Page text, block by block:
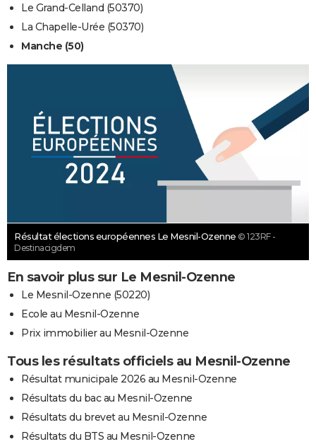
Le Grand-Celland (50370)
La Chapelle-Urée (50370)
Manche (50)
Résultat élections européennes Le Mesnil-Ozenne © 123RF -
Destinacigdem
En savoir plus sur Le Mesnil-Ozenne
Le Mesnil-Ozenne (50220)
Ecole au Mesnil-Ozenne
Prix immobilier au Mesnil-Ozenne
Tous les résultats officiels au Mesnil-Ozenne
Résultat municipale 2026 au Mesnil-Ozenne
Résultats du bac au Mesnil-Ozenne
Résultats du brevet au Mesnil-Ozenne
Résultats du BTS au Mesnil-Ozenne